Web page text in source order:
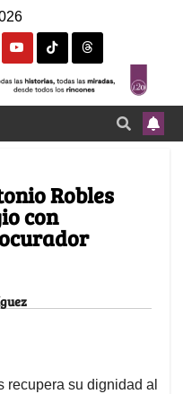
Robles
con
recupera su dignidad al